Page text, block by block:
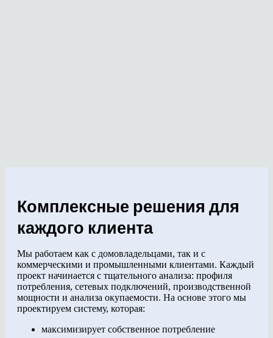
Комплексные решения для
каждого клиента
Мы работаем как с домовладельцами, так и с
коммерческими и промышленными клиентами. Каждый
проект начинается с тщательного анализа: профиля
потребления, сетевых подключений, производственной
мощности и анализа окупаемости. На основе этого мы
проектируем систему, которая:
максимизирует собственное потребление